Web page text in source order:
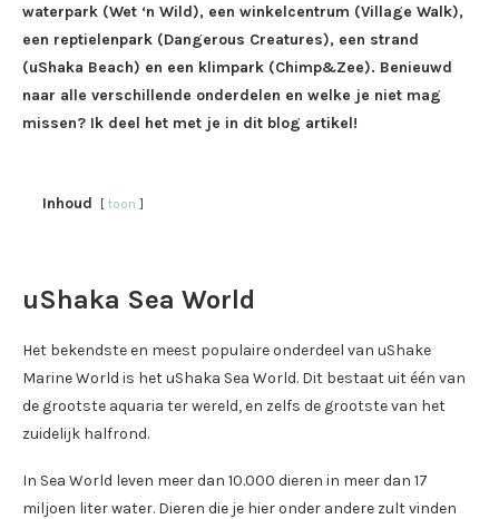
waterpark (Wet ‘n Wild), een winkelcentrum (Village Walk),
een reptielenpark (Dangerous Creatures), een strand
(uShaka Beach) en een klimpark (Chimp&Zee). Benieuwd
naar alle verschillende onderdelen en welke je niet mag
missen? Ik deel het met je in dit blog artikel!
Inhoud toon
uShaka Sea World
Het bekendste en meest populaire onderdeel van uShake
Marine World is het uShaka Sea World. Dit bestaat uit één van
de grootste aquaria ter wereld, en zelfs de grootste van het
zuidelijk halfrond.
In Sea World leven meer dan 10.000 dieren in meer dan 17
miljoen liter water. Dieren die je hier onder andere zult vinden